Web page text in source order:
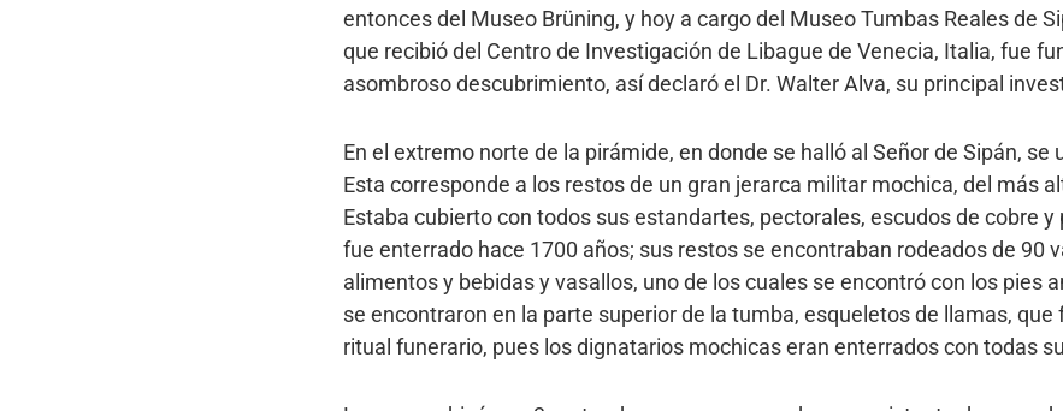
entonces del Museo Brüning, y hoy a cargo del Museo Tumbas Reales de
que recibió del Centro de Investigación de Libague de Venecia, Italia, fue
asombroso descubrimiento, así declaró el Dr. Walter Alva, su principal
En el extremo norte de la pirámide, en donde se halló al Señor de Sipán, se
Esta corresponde a los restos de un gran jerarca militar mochica, del más
Estaba cubierto con todos sus estandartes, pectorales, escudos de cobre y
fue enterrado hace 1700 años; sus restos se encontraban rodeados de 90
alimentos y bebidas y vasallos, uno de los cuales se encontró con los pies
se encontraron en la parte superior de la tumba, esqueletos de llamas, que
ritual funerario, pues los dignatarios mochicas eran enterrados con todas